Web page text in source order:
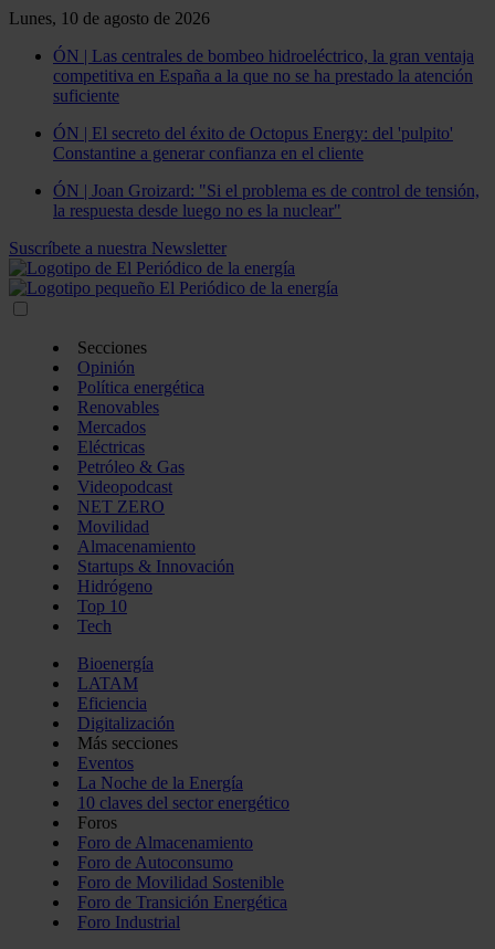
Lunes, 10 de agosto de 2026
ÓN | Las centrales de bombeo hidroeléctrico, la gran ventaja
competitiva en España a la que no se ha prestado la atención
suficiente
ÓN | El secreto del éxito de Octopus Energy: del 'pulpito'
Constantine a generar confianza en el cliente
ÓN | Joan Groizard: "Si el problema es de control de tensión,
la respuesta desde luego no es la nuclear"
Suscríbete a nuestra Newsletter
Secciones
Opinión
Política energética
Renovables
Mercados
Eléctricas
Petróleo & Gas
Videopodcast
NET ZERO
Movilidad
Almacenamiento
Startups & Innovación
Hidrógeno
Top 10
Tech
Bioenergía
LATAM
Eficiencia
Digitalización
Más secciones
Eventos
La Noche de la Energía
10 claves del sector energético
Foros
Foro de Almacenamiento
Foro de Autoconsumo
Foro de Movilidad Sostenible
Foro de Transición Energética
Foro Industrial